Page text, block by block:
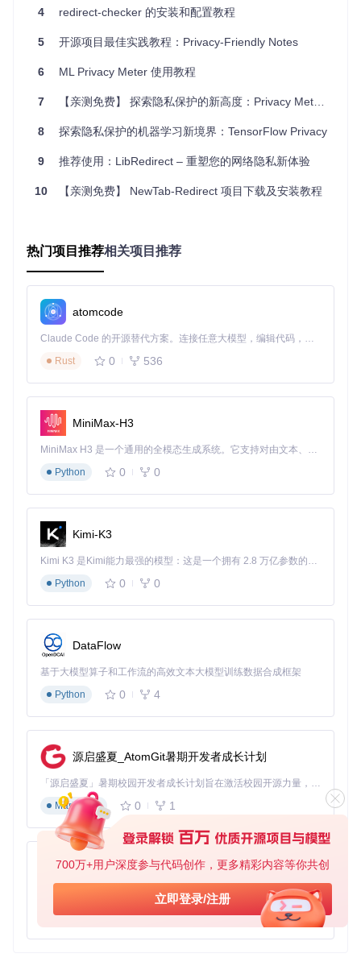
700万+用户深度参与代码创作，更多精彩内容等你共创
立即登录/注册
options.html: 扩展的设置页面，用户可以在此配置扩展的
options.js: 设置页面的脚本文件，处理用户输入和配置保
popup.html: 扩展的弹出页面，用户点击扩展图标时显
popup.js: 弹出页面的脚本文件，处理用户交互。
icons/: 扩展的图标文件夹，包含不同尺寸的图标。
web-ext-artifacts/: 构建生成的文件夹，包含扩展的打包文
content.js
是内容脚本，用于在网页中执行特定的操作。它
通常用于处理嵌入式视频的重定向。
popup.js
标时的交互逻辑。
manifest.json
manifest.json
息、权限和启动文件。以下是该文件的主要内容：
"manifest_version" :
"permissions"
"webRequest"
"webRequestBlocking",
"<all_urls>"
"background": {
"scripts": ["background.js"]
},
"content_scripts": [
"matches": ["<all_urls>" ],
"js": "content.js"
}
,
"browser_action" : {
"default_popup": "popup.html",
"icons/icon16.png" ,
"icons/icon48.png",
4 redirect-checker 的安装和配置教程
5 开源项目最佳实践教程：Privacy-Friendly Notes
6 ML Privacy Meter 使用教程
7 【亲测免费】 探索隐私保护的新高度：Privacy Meter开源项目推荐
8 探索隐私保护的机器学习新境界：TensorFlow Privacy
9 推荐使用：LibRedirect – 重塑您的网络隐私新体验
10 【亲测免费】 NewTab-Redirect 项目下载及安装教程
热门项目推荐相关项目推荐
atomcode
Claude Code 的开源替代方案。连接任意大模型，编辑代码，运行命令，自动验证 — 全自动执行。用 Rust 构建，极致性能。 ｜ An open-source alternative to Claude Code. Connect any LLM, edit code, run commands, and verify changes — autonomously. Built in Rust for speed. Get Started
Rust
0 536
MiniMax-H3
MiniMax H3 是一个通用的全模态生成系统。它支持对由文本、图像、视频和音频组成的多模态上下文进行统一理解，并能生成分辨率高达 2K、时长可达 15 秒的带原生立体声音频的视频。得益于面向任务泛化的系统设计，H3 在预训练阶段就已具备广泛的多模态上下文理解与生成能力，能够出色地执行复杂的多模态指令。
Python
0 0
Kimi-K3
Kimi K3 是Kimi能力最强的模型：这是一个拥有 2.8 万亿参数的混合专家（MoE）模型，具备原生视觉理解能力，并支持 100 万 token 的上下文窗口。
Python
0 0
DataFlow
基于大模型算子和工作流的高效文本大模型训练数据合成框架
Python
0 4
源启盛夏_AtomGit暑期开发者成长计划
「源启盛夏」暑期校园开发者成长计划旨在激活校园开源力量，通过积分激励、认证扶持、资源倾斜等形式，引导高校组织和开发者完成「入驻 — 建项目 — 做贡献 — 获认证 — 得资源」的完整闭环。无论你是想带领社团入驻平台的组织者，还是希望用代码贡献证明自己的开发者，都能在这里找到属于你的成长路径。
Markdown
0 1
py-xiaozhi
基于Python的Xiaozhi AI，适用于想要完整Xiaozhi体验而无需拥有专用硬件的用户。
Python
0 1